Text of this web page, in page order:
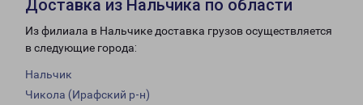
Доставка из Нальчика по области
Из филиала в Нальчике доставка грузов осуществляется
в следующие города:
Нальчик
Чикола (Ирафский р-н)